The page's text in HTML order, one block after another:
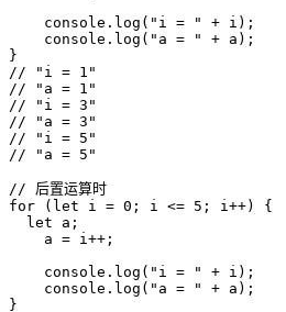
    console.log("i = " + i);
    console.log("a = " + a);
}
// "i = 1"
// "a = 1"
// "i = 3"
// "a = 3"
// "i = 5"
// "a = 5"
// 后置运算时
for (let i = 0; i <= 5; i++) {
  let a;
    a = i++;
    console.log("i = " + i);
    console.log("a = " + a);
}